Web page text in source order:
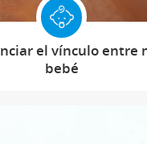
el vínculo entre
bebé